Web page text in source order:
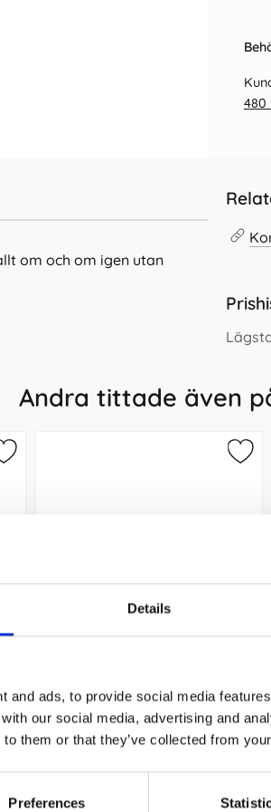
Details
and ads, to provide social media
our social media, advertising and
them or that they’ve collected from
Preferences
480
om och om igen utan
Andra tittade även
16 kr/st